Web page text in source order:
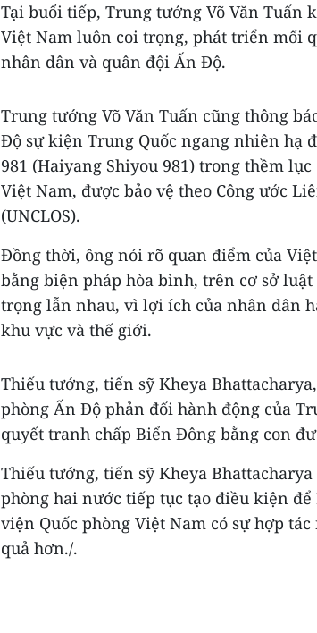
Tại buổi tiếp, Trung tướng Võ Văn Tuấn
Việt Nam luôn coi trọng, phát triển mối
nhân dân và quân đội Ấn Độ.
Trung tướng Võ Văn Tuấn cũng thông
Độ sự kiện Trung Quốc ngang nhiên hạ
981 (Haiyang Shiyou 981) trong thềm
Việt Nam, được bảo vệ theo Công ước
(UNCLOS).
Đồng thời, ông nói rõ quan điểm của
bằng biện pháp hòa bình, trên cơ sở
trọng lẫn nhau, vì lợi ích của nhân dân
khu vực và thế giới.
Thiếu tướng, tiến sỹ Kheya
phòng Ấn Độ phản đối hành động của
quyết tranh chấp Biển Đông bằng con
Thiếu tướng, tiến sỹ Kheya
phòng hai nước tiếp tục tạo điều kiện
viện Quốc phòng Việt Nam có sự hợp
quả hơn./.